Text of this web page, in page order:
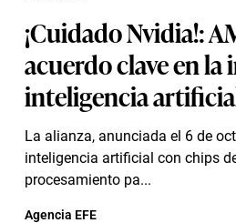
¡Cuidado Nvidia!:
acuerdo clave en
inteligencia
La alianza, anunciada el 6 de
inteligencia artificial con chips
procesamiento pa...
Agencia EFE